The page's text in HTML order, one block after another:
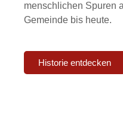
menschlichen Spuren
Gemeinde bis heute.
Historie entdecken